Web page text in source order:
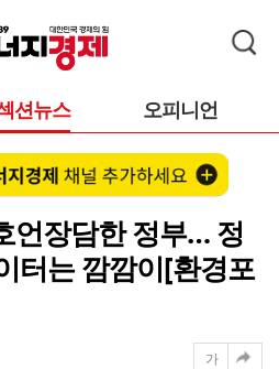
션뉴스 오피니언
언장담한 정부… 정
터는 깜깜이[환경포
가